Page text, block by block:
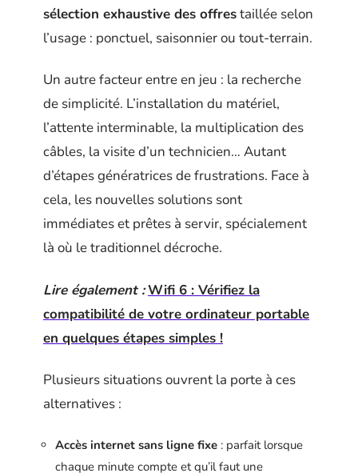
sélection exhaustive des offrestaillée selon
l’usage : ponctuel, saisonnier ou tout-terrain.
Un autre facteur entre en jeu : la recherche
de simplicité. L’installation du matériel,
l’attente interminable, la multiplication des
câbles, la visite d’un technicien… Autant
d’étapes génératrices de frustrations. Face à
cela, les nouvelles solutions sont
immédiates et prêtes à servir, spécialement
là où le traditionnel décroche.
Lire également :Wifi 6 : Vérifiez la
compatibilité de votre ordinateur portable
en quelques étapes simples !
Plusieurs situations ouvrent la porte à ces
alternatives :
Accès internet sans ligne fixe : parfait lorsque
chaque minute compte et qu’il faut une